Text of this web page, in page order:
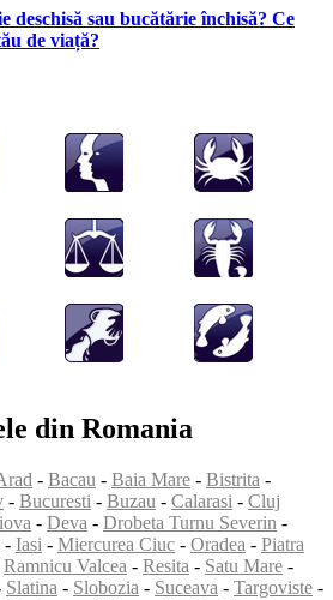
deschisă sau bucătărie închisă? Ce
de viață?
din Romania
- Bacau - Baia Mare - Bistrita -
- Bucuresti - Buzau - Calarasi - Cluj
- Deva - Drobeta Turnu Severin -
- Iasi - Miercurea Ciuc - Oradea - Piatra
Ramnicu Valcea - Resita - Satu Mare -
Slatina - Slobozia - Suceava - Targoviste -